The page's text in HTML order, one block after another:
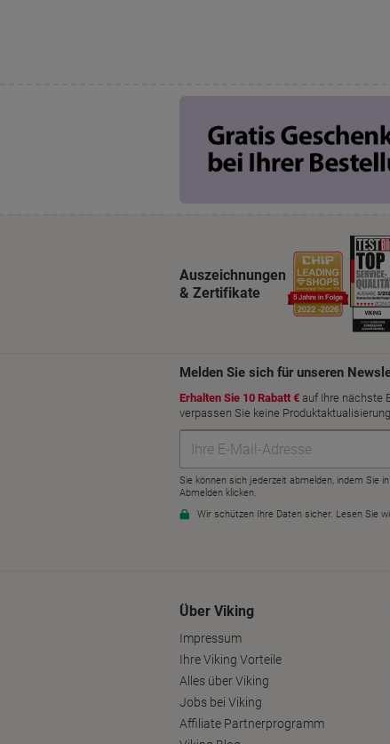
Auszeichnungen
& Zertifikate
Über Viking
Impressum
Ihre Viking Vorteile
Alles über Viking
Jobs bei Viking
Affiliate Partnerprogramm